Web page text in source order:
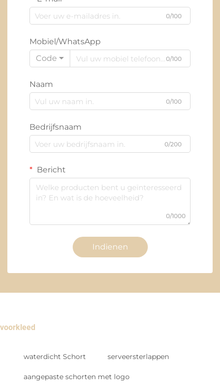
0/100
Mobiel/WhatsApp
Code
0/100
Naam
0/100
Bedrijfsnaam
0/200
Bericht
0/1000
Indienen
voorkleed
waterdicht Schort serveersterlappen
aangepaste schorten met logo